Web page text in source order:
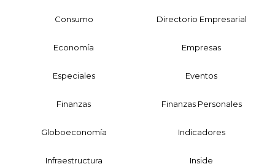
Consumo Directorio Empresarial
Economía Empresas
Especiales Eventos
Finanzas Finanzas Personales
Globoeconomía Indicadores
Infraestructura Inside